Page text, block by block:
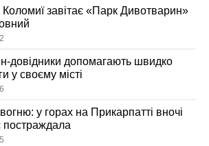
завітає «Парк Дивотварин»
довідники допомагають швидко
у своєму місті
у горах на Прикарпатті вночі
постраждала